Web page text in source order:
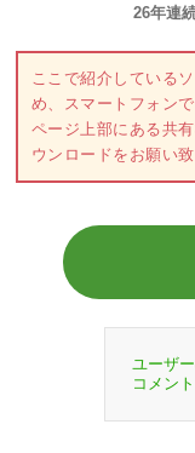
26年連
ここで紹介している
め、スマートフォン
ページ上部にある共
ウンロードをお願い致
ユーザ
コメント